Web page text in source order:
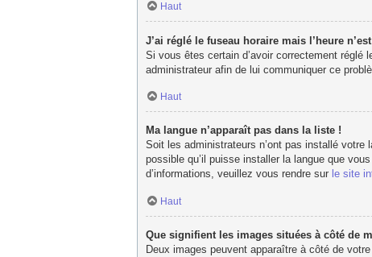
Haut
J’ai réglé le fuseau horaire mais l’heure
Si vous êtes certain d’avoir correctement réglé
administrateur afin de lui communiquer ce
Haut
Ma langue n’apparaît pas dans la liste !
Soit les administrateurs n’ont pas installé votre
possible qu’il puisse installer la langue que
d’informations, veuillez vous rendre sur le site
Haut
Que signifient les images situées à côté de
Deux images peuvent apparaître à côté de